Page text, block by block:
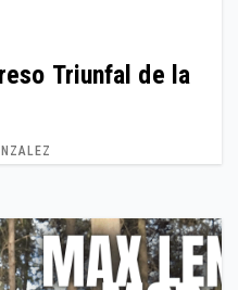
Triunfal de la